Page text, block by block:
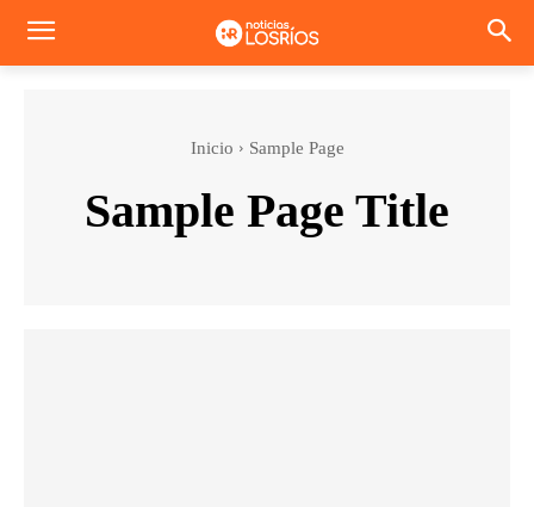
Inicio Sample Page
Sample Page Title